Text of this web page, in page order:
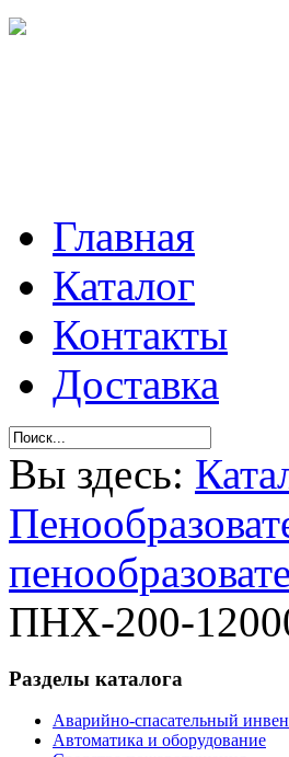
Главная
Каталог
Контакты
Доставка
Вы здесь:
ПНХ-200-
Разделы каталога
Аварийно-спасательный
Автоматика и оборудование